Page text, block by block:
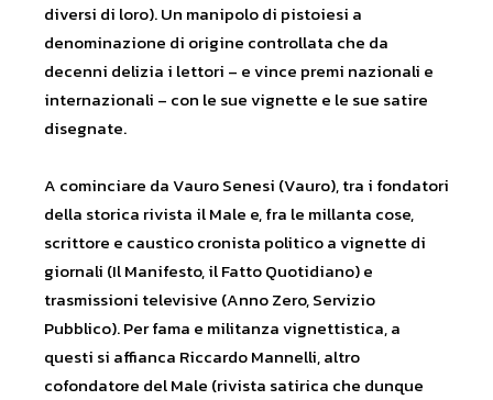
diversi di loro). Un manipolo di pistoiesi a
denominazione di origine controllata che da
decenni delizia i lettori – e vince premi nazionali e
internazionali – con le sue vignette e le sue satire
disegnate.
A cominciare da Vauro Senesi (Vauro), tra i fondatori
della storica rivista il Male e, fra le millanta cose,
scrittore e caustico cronista politico a vignette di
giornali (Il Manifesto, il Fatto Quotidiano) e
trasmissioni televisive (Anno Zero, Servizio
Pubblico). Per fama e militanza vignettistica, a
questi si affianca Riccardo Mannelli, altro
cofondatore del Male (rivista satirica che dunque